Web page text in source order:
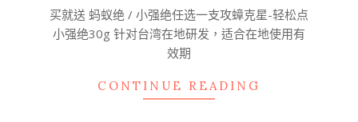
18
买就送 蚂蚁绝 / 小强绝任选一支攻蟑克星-轻松点
小强绝30g 针对台湾在地研发，适合在地使用有
效期
CONTINUE READING